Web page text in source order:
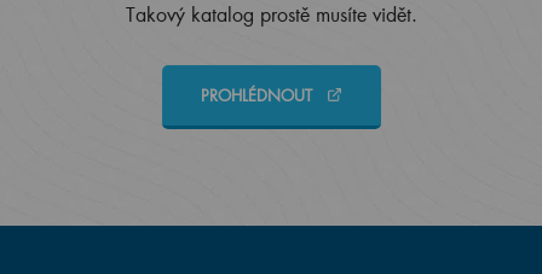
Takový katalog prostě musíte vidět.
PROHLÉDNOUT